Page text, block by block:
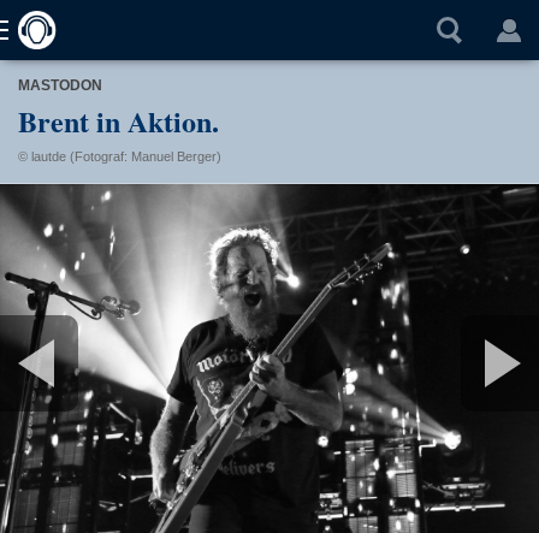
MASTODON
Brent in Aktion.
© lautde (Fotograf: Manuel Berger)